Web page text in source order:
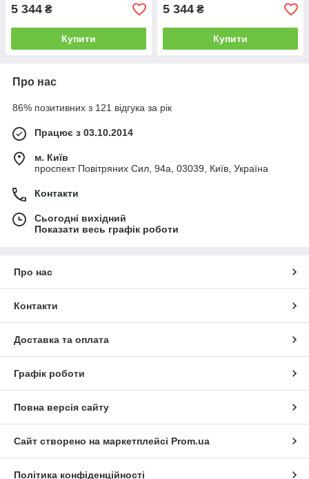
5 344 ₴
Купити
5 344 ₴
Купити
Про нас
86% позитивних з 121 відгука за рік
Працює з 03.10.2014
м. Київ
проспект Повітряних Сил, 94а, 03039, Київ, Україна
Контакти
Сьогодні вихідний
Показати весь графік роботи
Про нас
Контакти
Доставка та оплата
Графік роботи
Повна версія сайту
Сайт створено на маркетплейсі Prom.ua
Політика конфіденційності